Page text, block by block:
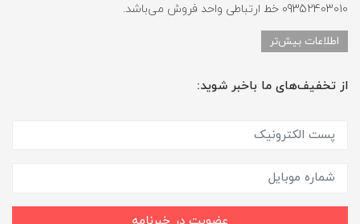
09352403010 خط ارتباطی واحد فروش می‌باشد.
اطلاعات بیش‌تر
از تخفیف‌های ما باخبر شوید: